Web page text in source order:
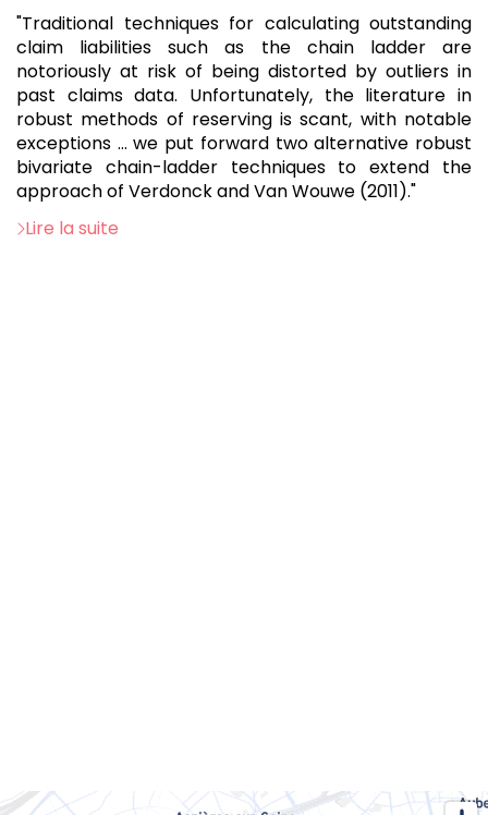
"Traditional techniques for calculating outstanding
claim liabilities such as the chain ladder are
notoriously at risk of being distorted by outliers in
past claims data. Unfortunately, the literature in
robust methods of reserving is scant, with notable
exceptions … we put forward two alternative robust
bivariate chain-ladder techniques to extend the
approach of Verdonck and Van Wouwe (2011)."
Lire la suite